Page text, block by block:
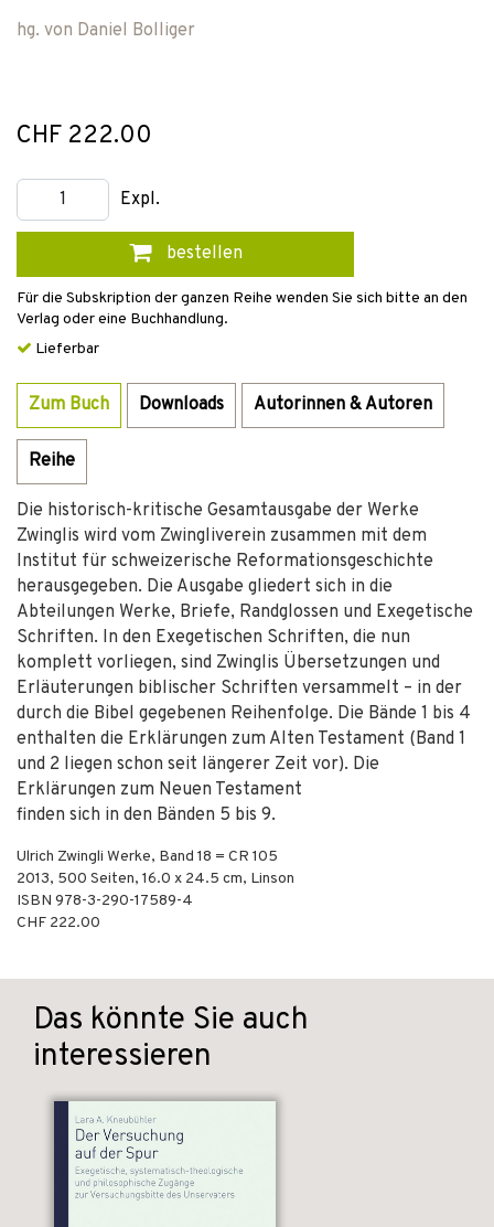
hg. von Daniel Bolliger
CHF 222.00
Expl.
bestellen
Für die Subskription der ganzen Reihe wenden Sie sich bitte an den
Verlag oder eine Buchhandlung.
Lieferbar
Zum Buch Downloads Autorinnen & Autoren
Reihe
Die historisch-kritische Gesamtausgabe der Werke
Zwinglis wird vom Zwingliverein zusammen mit dem
Institut für schweizerische Reformationsgeschichte
herausgegeben. Die Ausgabe gliedert sich in die
Abteilungen Werke, Briefe, Randglossen und Exegetische
Schriften. In den Exegetischen Schriften, die nun
komplett vorliegen, sind Zwinglis Übersetzungen und
Erläuterungen biblischer Schriften versammelt – in der
durch die Bibel gegebenen Reihenfolge. Die Bände 1 bis 4
enthalten die Erklärungen zum Alten Testament (Band 1
und 2 liegen schon seit längerer Zeit vor). Die
Erklärungen zum Neuen Testament
finden sich in den Bänden 5 bis 9.
Ulrich Zwingli Werke, Band 18 = CR 105
2013, 500 Seiten, 16.0 x 24.5 cm, Linson
ISBN 978-3-290-17589-4
CHF 222.00
Das könnte Sie auch
interessieren